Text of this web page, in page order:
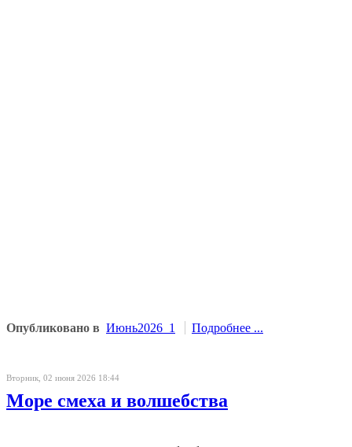
Опубликовано в Июнь2026_1 Подробнее ...
Вторник, 02 июня 2026 18:44
Море смеха и волшебства